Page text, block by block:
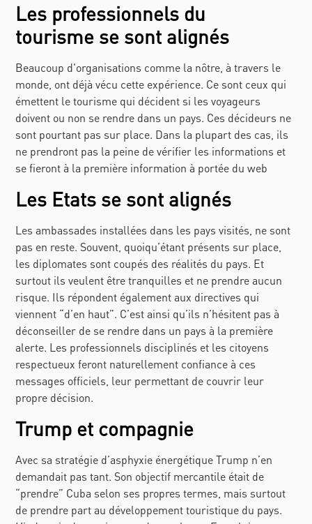
Les professionnels du
tourisme se sont alignés
Beaucoup d'organisations comme la nôtre, à travers le
monde, ont déjà vécu cette expérience. Ce sont ceux qui
émettent le tourisme qui décident si les voyageurs
doivent ou non se rendre dans un pays. Ces décideurs ne
sont pourtant pas sur place. Dans la plupart des cas, ils
ne prendront pas la peine de vérifier les informations et
se fieront à la première information à portée du web
Les Etats se sont alignés
Les ambassades installées dans les pays visités, ne sont
pas en reste. Souvent, quoiqu’étant présents sur place,
les diplomates sont coupés des réalités du pays. Et
surtout ils veulent être tranquilles et ne prendre aucun
risque. Ils répondent également aux directives qui
viennent “d’en haut”. C’est ainsi qu’ils n’hésitent pas à
déconseiller de se rendre dans un pays à la première
alerte. Les professionnels disciplinés et les citoyens
respectueux feront naturellement confiance à ces
messages officiels, leur permettant de couvrir leur
propre décision.
Trump et compagnie
Avec sa stratégie d’asphyxie énergétique Trump n’en
demandait pas tant. Son objectif mercantile était de
“prendre” Cuba selon ses propres termes, mais surtout
de prendre part au développement touristique du pays.